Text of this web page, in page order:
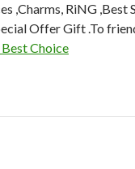
,Charms, RiNG ,Best
Offer Gift .To
Choice